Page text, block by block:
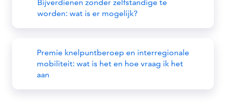
Bijverdienen zonder zelfstandige te
worden: wat is er mogelijk?
Premie knelpuntberoep en interregionale
mobiliteit: wat is het en hoe vraag ik het
aan